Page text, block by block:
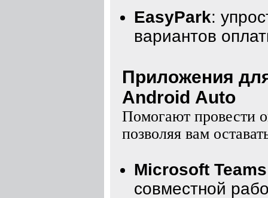
EasyPark:
вариантов
Приложения
Android Auto
Помогают провести
позволяя вам
Microsoft Teams
совместной